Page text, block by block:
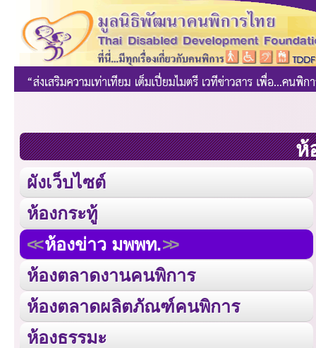
ห้
ผังเว็บไซต์
ห้องกระทู้
ห้องข่าว มพพท.
ห้องตลาดงานคนพิการ
ห้องตลาดผลิตภัณฑ์คนพิการ
ห้องธรรมะ